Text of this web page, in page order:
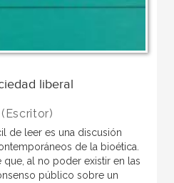
liberal
(Escritor)
de leer es una discusión
de la bioética.
que, al no poder existir en las
público sobre un